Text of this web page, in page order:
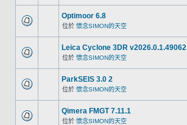
Optimoor 6.8
位於 懷念SIMON的天空
Leica Cyclone 3DR v2026.0.1.49062
位於 懷念SIMON的天空
ParkSEIS 3.0 2
位於 懷念SIMON的天空
Qimera FMGT 7.11.1
位於 懷念SIMON的天空